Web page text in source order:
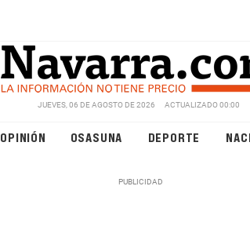
JUEVES, 06 DE AGOSTO DE 2026 ACTUALIZADO 00:00
OPINIÓN OSASUNA DEPORTE